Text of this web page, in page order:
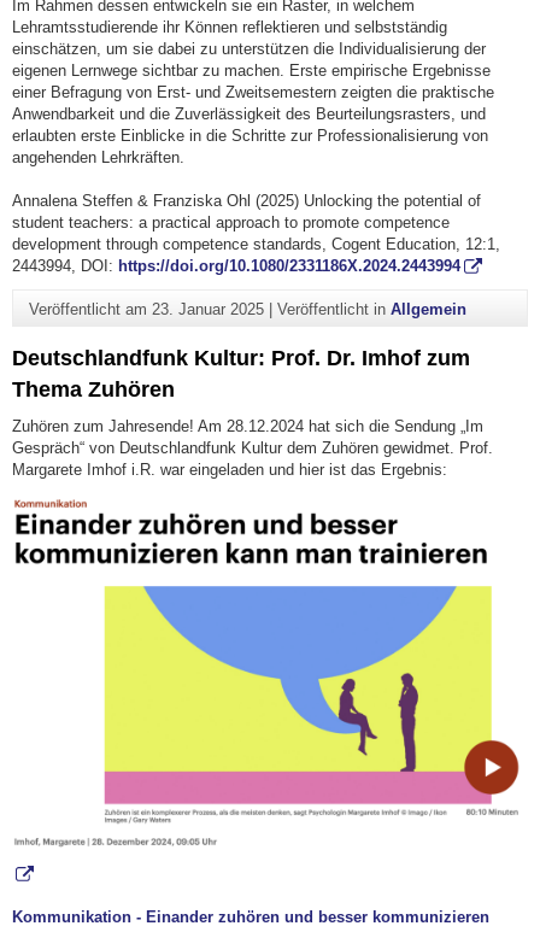
Im Rahmen dessen entwickeln sie ein Raster, in welchem
Lehramtsstudierende ihr Können reflektieren und selbstständig
einschätzen, um sie dabei zu unterstützen die Individualisierung der
eigenen Lernwege sichtbar zu machen. Erste empirische Ergebnisse
einer Befragung von Erst- und Zweitsemestern zeigten die praktische
Anwendbarkeit und die Zuverlässigkeit des Beurteilungsrasters, und
erlaubten erste Einblicke in die Schritte zur Professionalisierung von
angehenden Lehrkräften.
Annalena Steffen & Franziska Ohl (2025) Unlocking the potential of
student teachers: a practical approach to promote competence
development through competence standards, Cogent Education, 12:1,
2443994, DOI: https://doi.org/10.1080/2331186X.2024.2443994
Veröffentlicht am 23. Januar 2025| Veröffentlicht in Allgemein
Deutschlandfunk Kultur: Prof. Dr. Imhof zum
Thema Zuhören
Zuhören zum Jahresende! Am 28.12.2024 hat sich die Sendung „Im
Gespräch“ von Deutschlandfunk Kultur dem Zuhören gewidmet. Prof.
Margarete Imhof i.R. war eingeladen und hier ist das Ergebnis:
Kommunikation - Einander zuhören und besser kommunizieren